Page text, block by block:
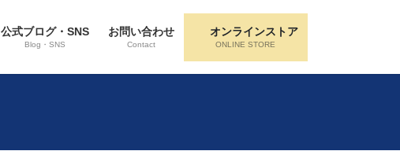
公式ブログ・SNS
Blog・SNS
お問い合わせ
Contact
オンラインストア
ONLINE STORE